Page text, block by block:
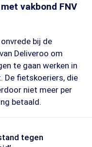
vakbond FNV
bij de
Deliveroo om
te gaan werken in
De fietskoeriers, die
niet meer per
betaald.
tegen